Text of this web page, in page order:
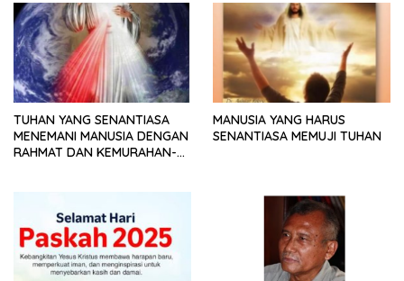
TUHAN YANG SENANTIASA
MENEMANI MANUSIA DENGAN
RAHMAT DAN KEMURAHAN-
MANUSIA YANG HARUS
SENANTIASA MEMUJI TUHAN